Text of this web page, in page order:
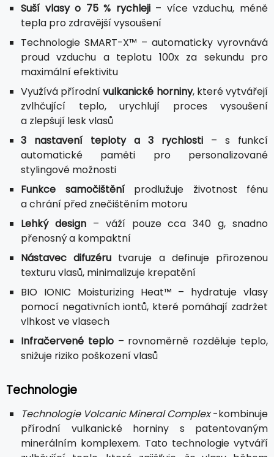
Suší vlasy o 75 % rychleji– více vzduchu, méně
tepla pro zdravější vysoušení
Technologie SMART-X™ – automaticky vyrovnává
proud vzduchu a teplotu 100x za sekundu pro
maximální efektivitu
Využívá přírodnívulkanické horniny, které vytvářejí
zvlhčující teplo, urychlují proces vysoušení
a zlepšují lesk vlasů​
3 nastavení teploty a 3 rychlosti – s funkcí
automatické paměti pro personalizované
stylingové možnosti
Funkce samočištěníprodlužuje životnost fénu
a chrání před znečištěním motoru
Lehký design– váží pouze cca 340 g, snadno
přenosný a kompaktní
Nástavec difuzéru tvaruje a definuje přirozenou
texturu vlasů, minimalizuje krepatění
BIO IONIC Moisturizing Heat™ – hydratuje vlasy
pomocí negativních iontů, které pomáhají zadržet
vlhkost ve vlasech
Infračervené teplo– rovnoměrně rozděluje teplo,
snižuje riziko poškození vlasů
Technologie
Technologie Volcanic Mineral Complex-kombinuje
přírodní vulkanické horniny s patentovaným
minerálním komplexem. Tato technologie vytváří